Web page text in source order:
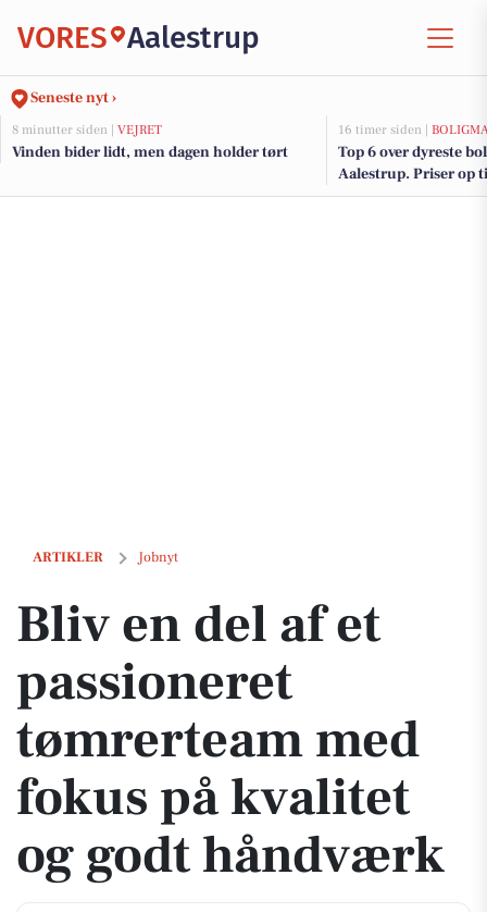
VORES Aalestrup
Seneste nyt ›
8 minutter siden | VEJRET
Vinden bider lidt, men dagen holder tørt
16 timer siden |
Top 6 over dyreste
Aalestrup. Priser op
ARTIKLER Jobnyt
Bliv en del af et passioneret tømrerteam med fokus på kvalitet og
Bliv en del af et
passioneret
tømrerteam med
fokus på kvalitet
og godt håndværk